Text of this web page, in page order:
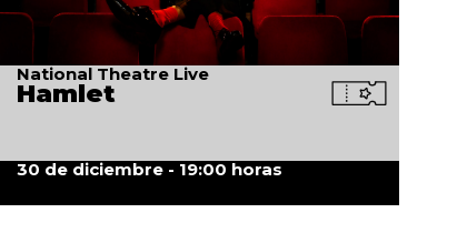
National Theatre Live
Hamlet
30 de diciembre - 19:00 horas